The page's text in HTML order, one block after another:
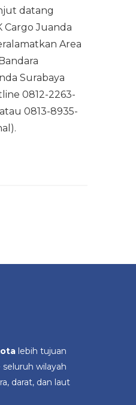
datang
Cargo Juanda
Area
Surabaya
0812-2263-
0813-8935-
lebih tujuan
wilayah
darat, dan laut